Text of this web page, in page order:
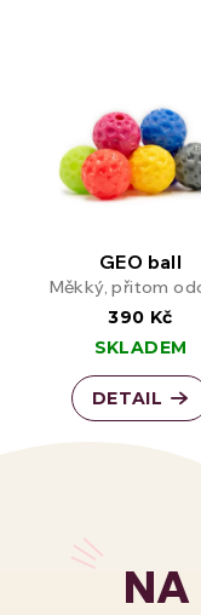
NA
GEO ball
Měkký, přitom
390 Kč
SKLADEM
DETAIL